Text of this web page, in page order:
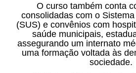
O curso também conta
consolidadas com o
(SUS) e convênios com
saúde municipais,
assegurando um internato
uma formação voltada às
sociedade.